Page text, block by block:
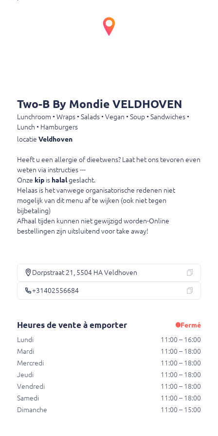
Spa rood
€ 2,80
Dr. Pepper
Dr. Pepper
€ 2,80
Drinks
Koffie
€ 2,90
Cappuccino
Latte machiato
Latte machiato
Two-B By Mondie VELDHOVEN
Lunchroom • Wraps • Salads • Vegan • Soup • Sandwiches •
Lunch • Hamburgers
locatie Veldhoven
Heeft u een allergie of dieetwens? Laat het ons tevoren even
weten via instructies ---
Onze kip is halalgeslacht.
Helaas is het vanwege organisatorische redenen niet
mogelijk van dit menu af te wijken (ook niet tegen
bijbetaling)
Afhaal tijden kunnen niet gewijzigd worden-Online
bestellingen zijn uitsluitend voor take away!
Dorpstraat 21, 5504 HA Veldhoven
+31402556684
Heures de vente à emporter
Fermé
Lundi
11:00 – 16:00
Mardi
11:00 – 18:00
Mercredi
11:00 – 18:00
Jeudi
11:00 – 18:00
Vendredi
11:00 – 18:00
Samedi
11:00 – 18:00
Dimanche
11:00 – 15:00